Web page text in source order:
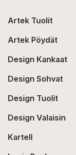
Artek Tuolit
Artek Pöydät
Design Kankaat
Design Sohvat
Design Tuolit
Design Valaisin
Kartell